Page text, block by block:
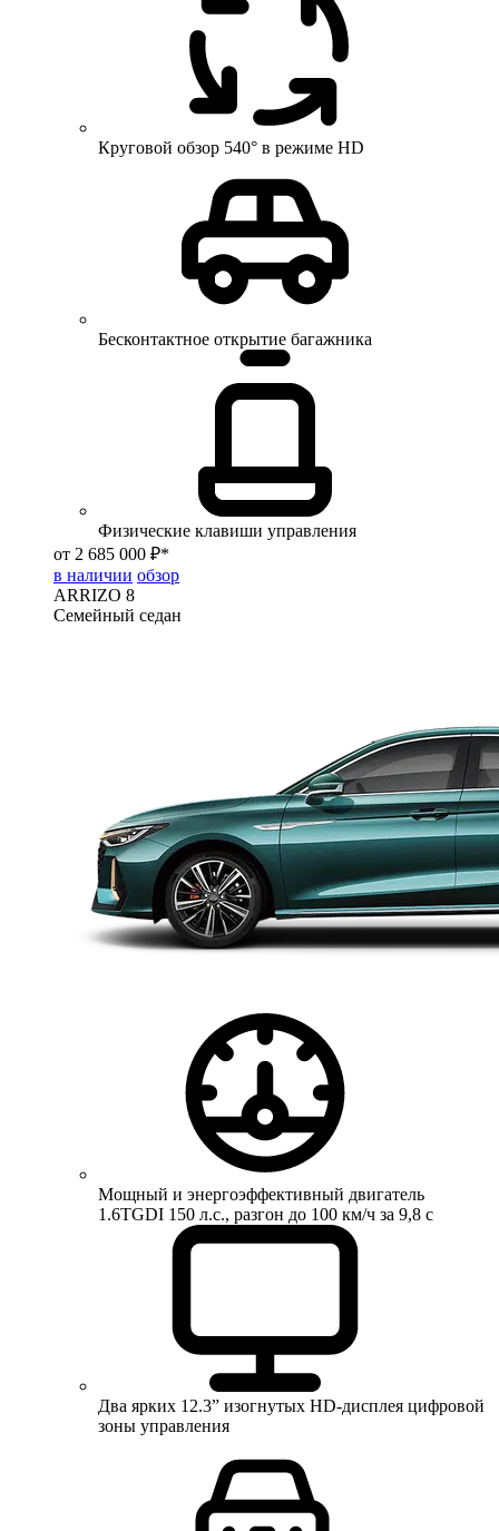
Круговой обзор 540° в режиме HD
Бесконтактное открытие багажника
Физические клавиши управления
от 2 685 000 ₽*
в наличии обзор
ARRIZO 8
Семейный седан
Мощный и энергоэффективный двигатель
1.6TGDI 150 л.с., разгон до 100 км/ч за 9,8 с
Два ярких 12.3” изогнутых HD-дисплея цифровой
зоны управления